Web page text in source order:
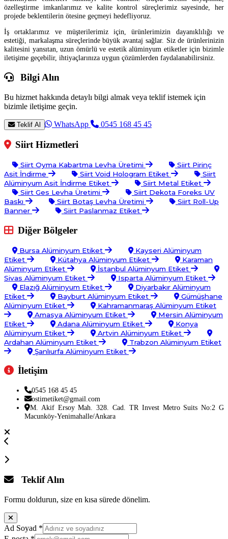
özelleştirme imkanlarımız ve kalite kontrol süreçlerimiz sayesinde, her
projede beklentilerin ötesine geçmeyi hedefliyoruz.
İş ortaklarımız ve müşterilerimiz için, ürünlerimizin dayanıklılığı ve
estetiği, markalaşma süreçlerinde büyük avantaj sağlar. Siz de ürünlerinizin
kalitesini yansıtan, uzun ömürlü ve estetik alüminyum etiketler için bizimle
iletişime geçebilir, ihtiyaçlarınıza uygun çözümlerden faydalanabilirsiniz.
Bilgi Alın
Bu hizmet hakkında detaylı bilgi almak veya teklif istemek için
bizimle iletişime geçin.
Teklif Al WhatsApp 0545 168 45 45
Siirt Hizmetleri
Siirt Oyma Kabartma Levha Üretimi
Siirt Pirinç
Asit İndirme
Siirt Void Hologram Etiket
Siirt
Alüminyum Asit İndirme Etiket
Siirt Metal Etiket
Siirt Ges Levha Üretimi
Siirt Dekota Foreks UV
Baskı
Siirt Botaş Levha Üretimi
Siirt Roll-Up
Banner
Siirt Paslanmaz Etiket
Diğer Bölgeler
Bursa Alüminyum Etiket
Kayseri Alüminyum
Etiket
Kütahya Alüminyum Etiket
Karaman
Alüminyum Etiket
İstanbul Alüminyum Etiket
Sivas Alüminyum Etiket
Isparta Alüminyum Etiket
Elazığ Alüminyum Etiket
Diyarbakır Alüminyum
Etiket
Bayburt Alüminyum Etiket
Gümüşhane
Alüminyum Etiket
Kahramanmaraş Alüminyum Etiket
Amasya Alüminyum Etiket
Mersin Alüminyum
Etiket
Adana Alüminyum Etiket
Konya
Alüminyum Etiket
Artvin Alüminyum Etiket
Ardahan Alüminyum Etiket
Trabzon Alüminyum Etiket
Şanlıurfa Alüminyum Etiket
İletişim
0545 168 45 45
ostimetiket@gmail.com
M. Akif Ersoy Mah. 328. Cad. TR Invest Metro Suits No:2 G
Macunköy-Yenimahalle/Ankara
Teklif Alın
Formu doldurun, size en kısa sürede dönelim.
Ad Soyad *